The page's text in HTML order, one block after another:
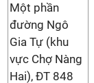
Một phần
đường Ngô
Gia Tự (khu
vực Chợ Nàng
Hai), ĐT 848